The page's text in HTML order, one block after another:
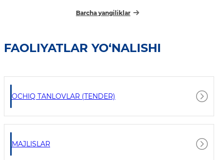
Barcha yangiliklar
FAOLIYATLAR YO‘NALISHI
OCHIQ TANLOVLAR (TENDER)
MAJLISLAR